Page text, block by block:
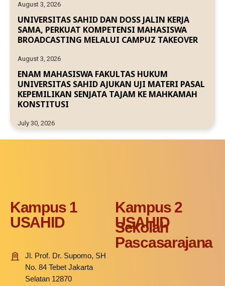
August 3, 2026
UNIVERSITAS SAHID DAN DOSS JALIN KERJA
SAMA, PERKUAT KOMPETENSI MAHASISWA
BROADCASTING MELALUI CAMPUZ TAKEOVER
August 3, 2026
ENAM MAHASISWA FAKULTAS HUKUM
UNIVERSITAS SAHID AJUKAN UJI MATERI PASAL
KEPEMILIKAN SENJATA TAJAM KE MAHKAMAH
KONSTITUSI
July 30, 2026
Kampus 1
USAHID
Jl. Prof. Dr. Supomo, SH
No. 84 Tebet Jakarta
Selatan 12870
Kampus 2
USAHID
Sekolah
Pascasarajana